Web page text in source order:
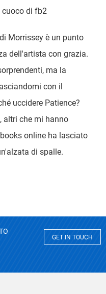
cuoco di fb2
Morrissey è un punto
dell'artista con grazia.
ma la
con il
uccidere Patience?
altri che mi hanno
online ha lasciato
di spalle.
GET IN TOUCH